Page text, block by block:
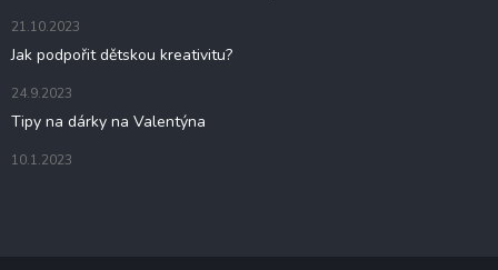
21.10.2023
Jak podpořit dětskou kreativitu?
24.9.2023
Tipy na dárky na Valentýna
10.1.2023